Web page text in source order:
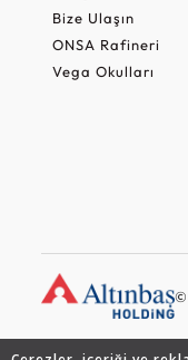
Bize Ulaşın
ONSA Rafineri
Vega Okulları
©